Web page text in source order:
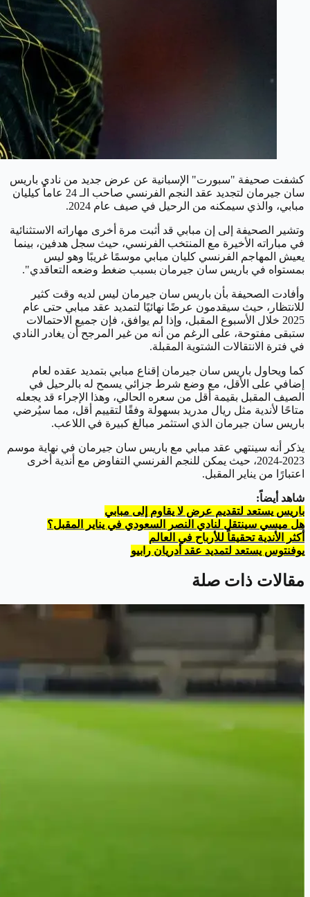
كشفت صحيفة "سبورت" الإسبانية عن عرض جديد من نادي باريس
سان جيرمان لتجديد عقد النجم الفرنسي صاحب الـ 24 عاماً كيليان
مبابي، والذي سيمكنه من الرحيل في صيف عام 2024.
وتشير الصحيفة إلى إن مبابي قد أثبت مرة أخرى مهاراته الاستثنائية
في مباراته الأخيرة مع المنتخب الفرنسي، حيث سجل هدفين، بينما
يعيش المهاجم الفرنسي كليان مبابي موسمًا غريبًا وهو ليس
بمستواه في باريس سان جيرمان بسبب ضغط وضعه التعاقدي".
وأفادت الصحيفة بأن باريس سان جيرمان ليس لديه وقت كثير
للانتظار، حيث سيقدمون عرضًا نهائيًا لتمديد عقد مبابي حتى عام
2025 خلال الأسبوع المقبل، وإذا لم يوافق، فإن جميع الاحتمالات
ستبقى مفتوحة، على الرغم من أنه من غير المرجح أن يغادر النادي
في فترة الانتقالات الشتوية المقبلة.
كما ويحاول باريس سان جيرمان إقناع مبابي بتمديد عقده لعام
إضافي على الأقل، مع وضع شرط جزائي يسمح له بالرحيل في
الصيف المقبل بقيمة أقل من سعره الحالي، وهذا الإجراء قد يجعله
متاحًا لأندية مثل ريال مدريد بسهولة وفقًا لتقييم أقل، مما سيُرضي
باريس سان جيرمان الذي استثمر مبالغ كبيرة في اللاعب.
يذكر أنه سينتهي عقد مبابي مع باريس سان جيرمان في نهاية موسم
2023-2024، حيث يمكن للنجم الفرنسي التفاوض مع أندية أخرى
اعتبارًا من يناير المقبل.
شاهد أيضاً:
باريس يستعد لتقديم عرض لا يقاوم إلى مبابي
هل ميسي سينتقل لنادي النصر السعودي في يناير المقبل؟
أكثر الأندية تحقيقاً للأرباح في العالم
يوفنتوس يستعد لتمديد عقد أدريان رابيو
مقالات ذات صلة